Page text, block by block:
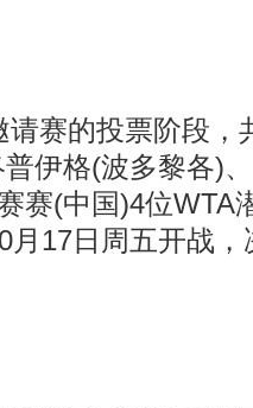
赛的投票阶段，
伊格(波多黎各)
赛(中国)4位WTA
月17日周五开战